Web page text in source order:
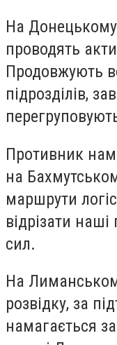
На
проводять
Продовжують
підрозділів,
Противник
на
маршрути
відрізати
сил.
На
розвідку, за
намагається